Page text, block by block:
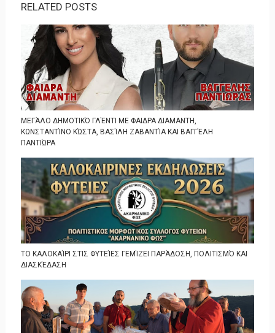
RELATED POSTS
ΜΕΓΆΛΟ ΔΗΜΟΤΙΚΌ ΓΛΈΝΤΙ ΜΕ ΦΑΙΔΡΑ ΔΙΑΜΑΝΤΗ,
ΚΩΝΣΤΑΝΤΊΝΟ ΚΏΣΤΑ, ΒΑΣΊΛΗ ΖΑΒΑΝΤΊΑ ΚΑΙ ΒΑΓΓΈΛΗ
ΠΑΝΤΙΏΡΑ
ΤΟ ΚΑΛΟΚΑΊΡΙ ΣΤΙΣ ΦΥΤΕΊΕΣ ΓΕΜΊΖΕΙ ΠΑΡΆΔΟΣΗ, ΠΟΛΙΤΙΣΜΌ ΚΑΙ
ΔΙΑΣΚΈΔΑΣΗ